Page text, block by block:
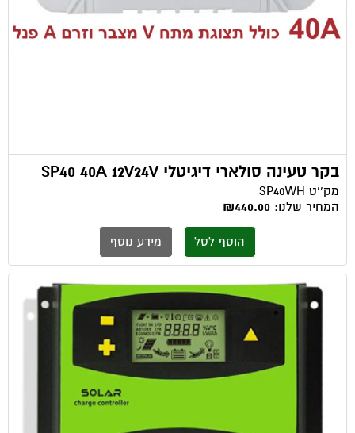
בקר טעינה סולארי דיגיטלי SP40 40A 12V24V
מק''ט SP40WH
המחיר שלנו: ₪440.00
הוסף לסל מידע נוסף